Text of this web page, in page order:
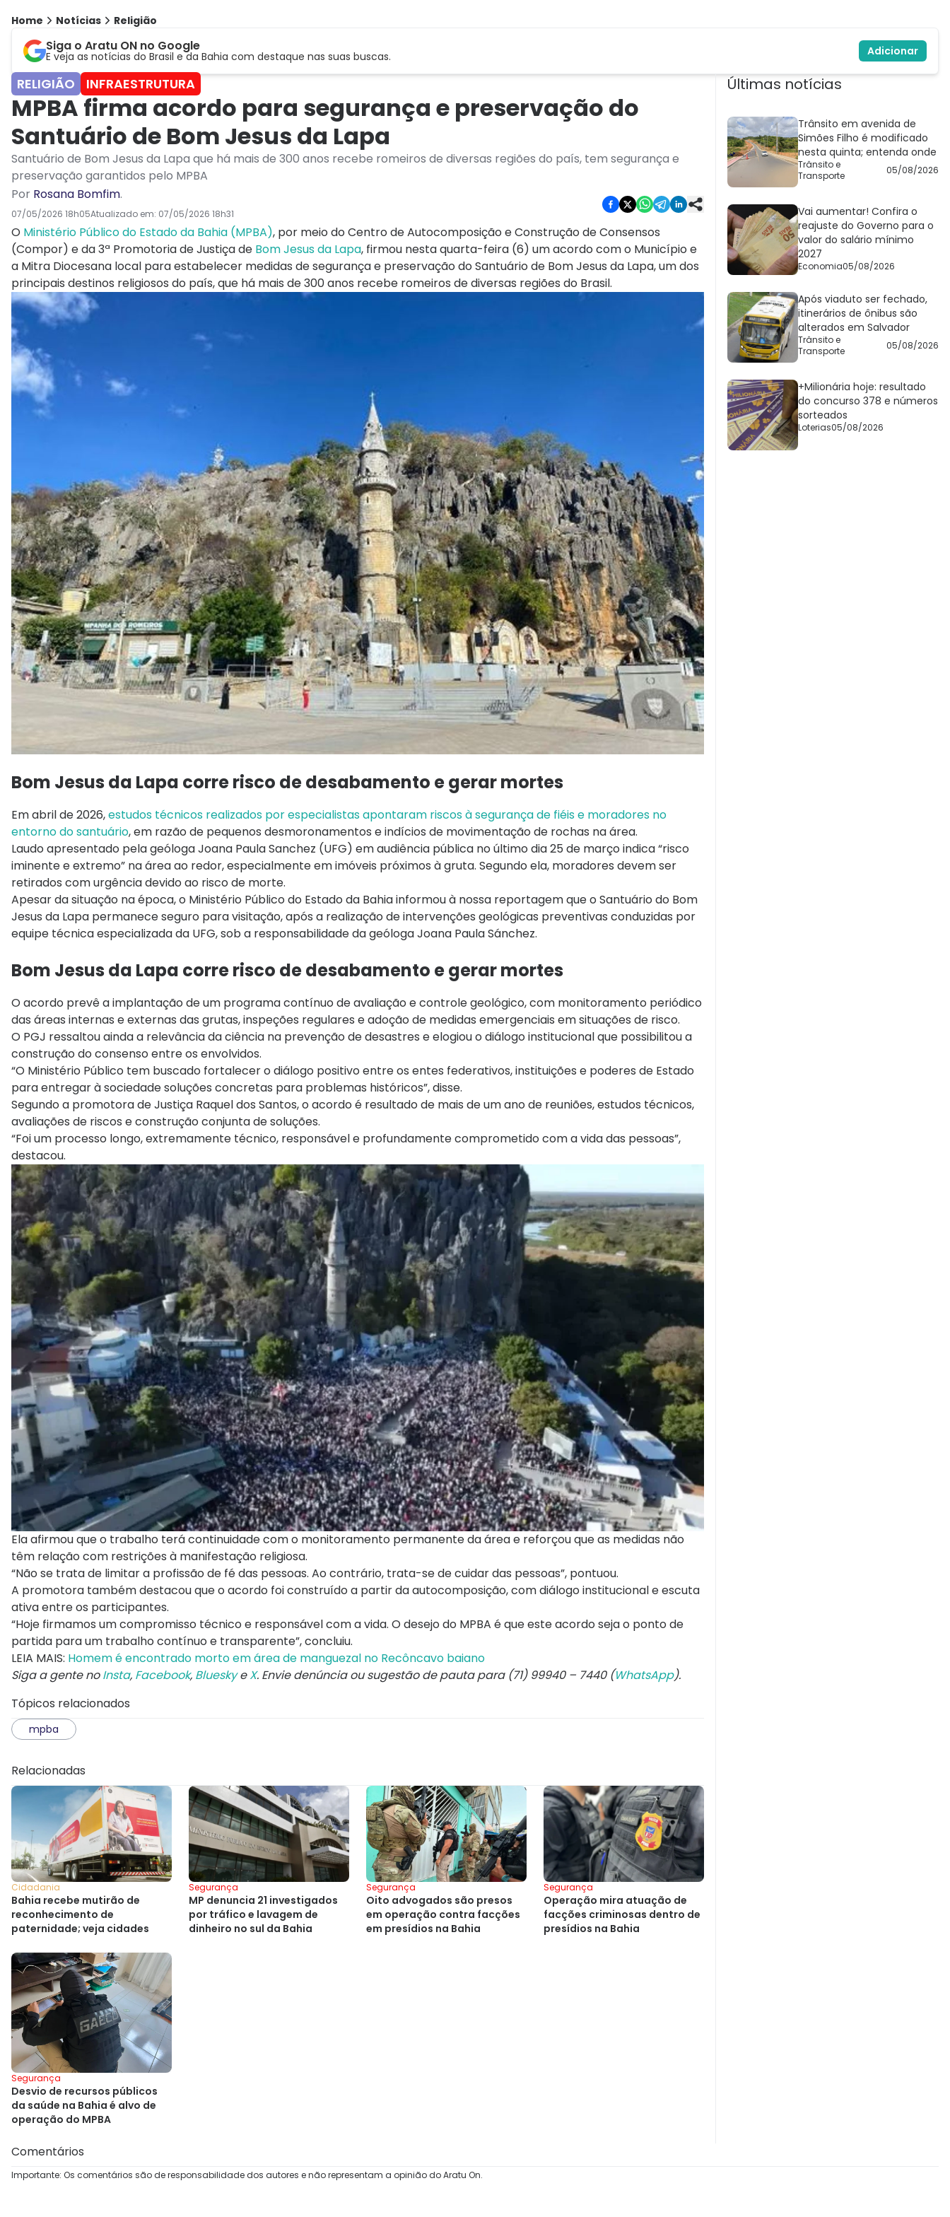
Home Notícias Religião
Siga o Aratu ON no Google
E veja as notícias do Brasil e da Bahia com destaque nas suas buscas. Adicionar
RELIGIÃO INFRAESTRUTURA
MPBA firma acordo para segurança e preservação do
Santuário de Bom Jesus da Lapa
Santuário de Bom Jesus da Lapa que há mais de 300 anos recebe romeiros de diversas regiões do país, tem segurança e
preservação garantidos pelo MPBA
Por Rosana Bomfim.
07/05/2026 18h05Atualizado em: 07/05/2026 18h31
O Ministério Público do Estado da Bahia (MPBA), por meio do Centro de Autocomposição e Construção de Consensos
(Compor) e da 3ª Promotoria de Justiça de Bom Jesus da Lapa, firmou nesta quarta-feira (6) um acordo com o Município e
a Mitra Diocesana local para estabelecer medidas de segurança e preservação do Santuário de Bom Jesus da Lapa, um dos
principais destinos religiosos do país, que há mais de 300 anos recebe romeiros de diversas regiões do Brasil.
Bom Jesus da Lapa corre risco de desabamento e gerar mortes
Em abril de 2026,estudos técnicos realizados por especialistas apontaram riscos à segurança de fiéis e moradores no
entorno do santuário, em razão de pequenos desmoronamentos e indícios de movimentação de rochas na área.
Laudo apresentado pela geóloga Joana Paula Sanchez (UFG) em audiência pública no último dia 25 de março indica “risco
iminente e extremo” na área ao redor, especialmente em imóveis próximos à gruta. Segundo ela, moradores devem ser
retirados com urgência devido ao risco de morte.
Apesar da situação na época, o Ministério Público do Estado da Bahia informou à nossa reportagem que o Santuário do Bom
Jesus da Lapa permanece seguro para visitação, após a realização de intervenções geológicas preventivas conduzidas por
equipe técnica especializada da UFG, sob a responsabilidade da geóloga Joana Paula Sánchez.
Bom Jesus da Lapa corre risco de desabamento e gerar mortes
O acordo prevê a implantação de um programa contínuo de avaliação e controle geológico, com monitoramento periódico
das áreas internas e externas das grutas, inspeções regulares e adoção de medidas emergenciais em situações de risco.
O PGJ ressaltou ainda a relevância da ciência na prevenção de desastres e elogiou o diálogo institucional que possibilitou a
construção do consenso entre os envolvidos.
“O Ministério Público tem buscado fortalecer o diálogo positivo entre os entes federativos, instituições e poderes de Estado
para entregar à sociedade soluções concretas para problemas históricos”, disse.
Segundo a promotora de Justiça Raquel dos Santos, o acordo é resultado de mais de um ano de reuniões, estudos técnicos,
avaliações de riscos e construção conjunta de soluções.
“Foi um processo longo, extremamente técnico, responsável e profundamente comprometido com a vida das pessoas”,
destacou.
Ela afirmou que o trabalho terá continuidade com o monitoramento permanente da área e reforçou que as medidas não
têm relação com restrições à manifestação religiosa.
“Não se trata de limitar a profissão de fé das pessoas. Ao contrário, trata-se de cuidar das pessoas”, pontuou.
A promotora também destacou que o acordo foi construído a partir da autocomposição, com diálogo institucional e escuta
ativa entre os participantes.
“Hoje firmamos um compromisso técnico e responsável com a vida. O desejo do MPBA é que este acordo seja o ponto de
partida para um trabalho contínuo e transparente”, concluiu.
LEIA MAIS: Homem é encontrado morto em área de manguezal no Recôncavo baiano
Siga a gente noInsta, Facebook, BlueskyeX. Envie denúncia ou sugestão de pauta para (71) 99940 – 7440 (WhatsApp).
Tópicos relacionados
mpba
Relacionadas
Cidadania
Bahia recebe mutirão de
reconhecimento de
paternidade; veja cidades
Segurança
MP denuncia 21 investigados
por tráfico e lavagem de
dinheiro no sul da Bahia
Segurança
Oito advogados são presos
em operação contra facções
em presídios na Bahia
Segurança
Operação mira atuação de
facções criminosas dentro de
presídios na Bahia
Segurança
Desvio de recursos públicos
da saúde na Bahia é alvo de
operação do MPBA
Últimas notícias
Trânsito em avenida de
Simões Filho é modificado
nesta quinta; entenda onde
Trânsito e
Transporte
05/08/2026
Vai aumentar! Confira o
reajuste do Governo para o
valor do salário mínimo
2027
Economia05/08/2026
Após viaduto ser fechado,
itinerários de ônibus são
alterados em Salvador
Trânsito e
Transporte
05/08/2026
+Milionária hoje: resultado
do concurso 378 e números
sorteados
Loterias05/08/2026
Comentários
Importante: Os comentários são de responsabilidade dos autores e não representam a opinião do Aratu On.